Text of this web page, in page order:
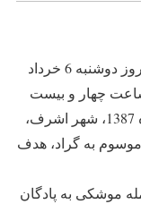
سازمان مجاهدین خلق طی اطلاعیه ای در روز دوشنبه 6 خرداد
چهار و بیست
دقیقه بعد از ظهر امروز دوشنبه 6خرداد ماه 1387، شهر اشرف،
به گراد، هدف
موشکی به پادگان